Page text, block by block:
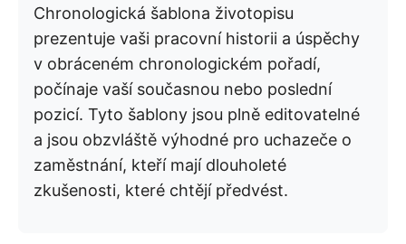
Chronologická šablona životopisu
prezentuje vaši pracovní historii a úspěchy
v obráceném chronologickém pořadí,
počínaje vaší současnou nebo poslední
pozicí. Tyto šablony jsou plně editovatelné
a jsou obzvláště výhodné pro uchazeče o
zaměstnání, kteří mají dlouholeté
zkušenosti, které chtějí předvést.